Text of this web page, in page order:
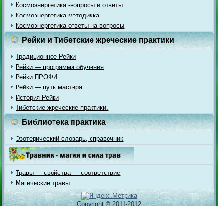
Космоэнергетика -вопросы и ответы
Космоэнергетика методичка
Космоэнергетика ответы на вопросы
Рейки и Тибетские жреческие практики
Традиционное Рейки
Рейки — программа обучения
Рейки ПРОФИ
Рейки — путь мастера
История Рейки
Тибетские жреческие практики.
Библиотека практика
Эзотерический словарь, справочник
Травы — свойства — соответствие
Магические травы
Copyright © 2011-2012